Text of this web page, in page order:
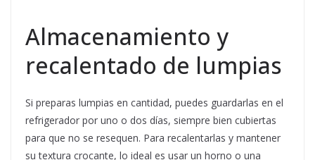
Almacenamiento y
recalentado de lumpias
Si preparas lumpias en cantidad, puedes guardarlas en el
refrigerador por uno o dos días, siempre bien cubiertas
para que no se resequen. Para recalentarlas y mantener
su textura crocante, lo ideal es usar un horno o una